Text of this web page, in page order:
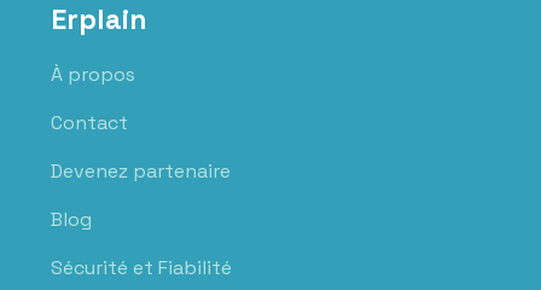
Erplain
À propos
Contact
Devenez partenaire
Blog
Sécurité et Fiabilité